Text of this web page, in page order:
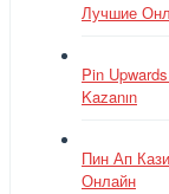
Лучшие
Pin
Kazanın
Пин Ап
Онлайн